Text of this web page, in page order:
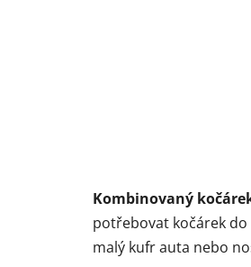
Kombinovaný
potřebovat kočárek
malý kufr auta nebo